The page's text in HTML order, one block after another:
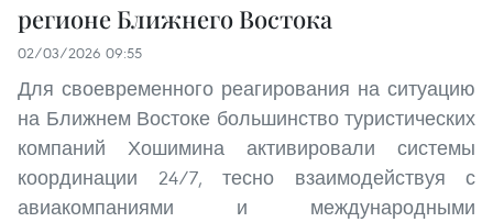
регионе Ближнего Востока
02/03/2026 09:55
Для своевременного реагирования на ситуацию
на Ближнем Востоке большинство туристических
компаний Хошимина активировали системы
координации 24/7, тесно взаимодействуя с
авиакомпаниями и международными